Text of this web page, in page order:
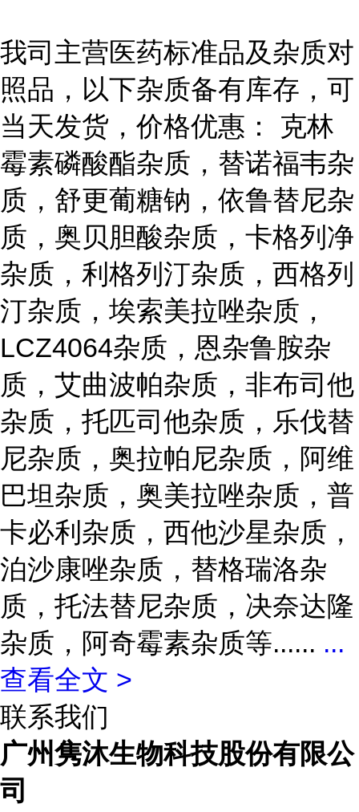
我司主营医药标准品及杂质对
照品，以下杂质备有库存，可
当天发货，价格优惠： 克林
霉素磷酸酯杂质，替诺福韦杂
质，舒更葡糖钠，依鲁替尼杂
质，奥贝胆酸杂质，卡格列净
杂质，利格列汀杂质，西格列
汀杂质，埃索美拉唑杂质，
LCZ4064杂质，恩杂鲁胺杂
质，艾曲波帕杂质，非布司他
杂质，托匹司他杂质，乐伐替
尼杂质，奥拉帕尼杂质，阿维
巴坦杂质，奥美拉唑杂质，普
卡必利杂质，西他沙星杂质，
泊沙康唑杂质，替格瑞洛杂
质，托法替尼杂质，决奈达隆
杂质，阿奇霉素杂质等...... ...
查看全文 >
联系我们
广州隽沐生物科技股份有限公
司